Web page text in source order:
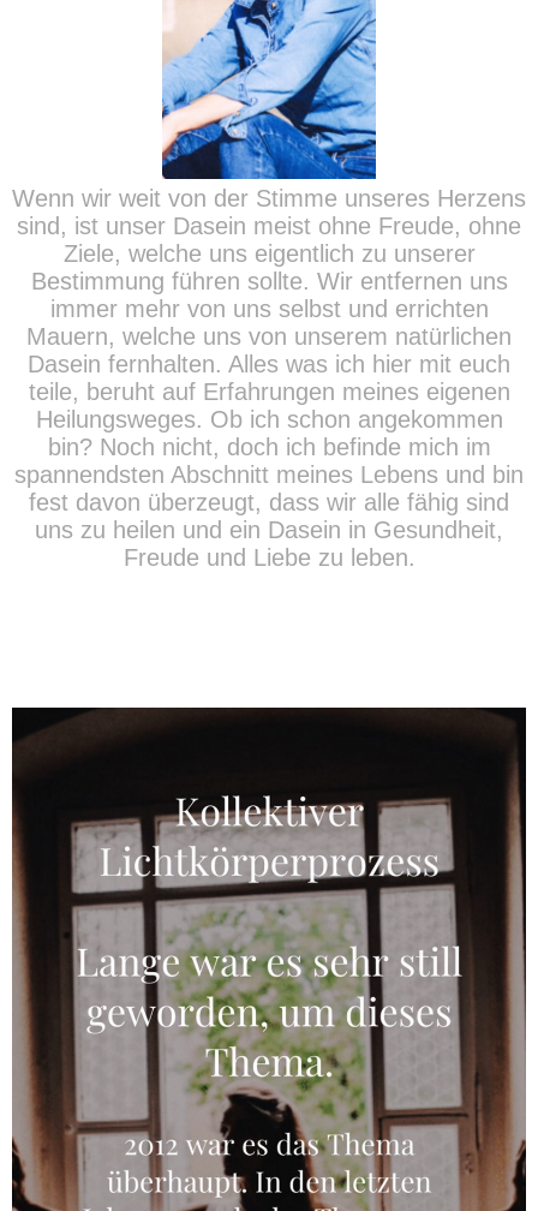
Wenn wir weit von der Stimme unseres Herzens
sind, ist unser Dasein meist ohne Freude, ohne
Ziele, welche uns eigentlich zu unserer
Bestimmung führen sollte. Wir entfernen uns
immer mehr von uns selbst und errichten
Mauern, welche uns von unserem natürlichen
Dasein fernhalten. Alles was ich hier mit euch
teile, beruht auf Erfahrungen meines eigenen
Heilungsweges. Ob ich schon angekommen
bin? Noch nicht, doch ich befinde mich im
spannendsten Abschnitt meines Lebens und bin
fest davon überzeugt, dass wir alle fähig sind
uns zu heilen und ein Dasein in Gesundheit,
Freude und Liebe zu leben.